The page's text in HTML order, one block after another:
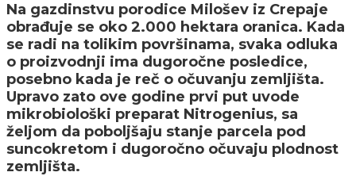
Na gazdinstvu porodice Milošev iz Crepaje
obrađuje se oko 2.000 hektara oranica. Kada
se radi na tolikim površinama, svaka odluka
o proizvodnji ima dugoročne posledice,
posebno kada je reč o očuvanju zemljišta.
Upravo zato ove godine prvi put uvode
mikrobiološki preparat Nitrogenius, sa
željom da poboljšaju stanje parcela pod
suncokretom i dugoročno očuvaju plodnost
zemljišta.